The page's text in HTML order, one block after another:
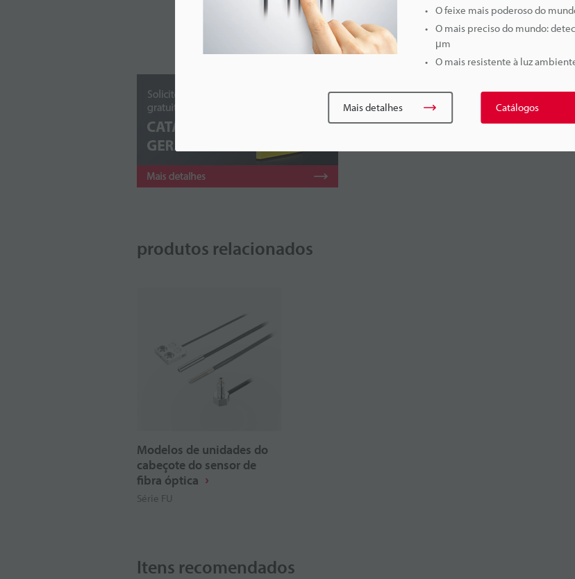
produtos relacionados
Modelos de unidades do
cabeçote do sensor de
fibra óptica
Série FU
Itens recomendados
O feixe mais poderoso do
O mais preciso do mundo:
μm
O mais resistente à luz
Mais detalhes Catálogos